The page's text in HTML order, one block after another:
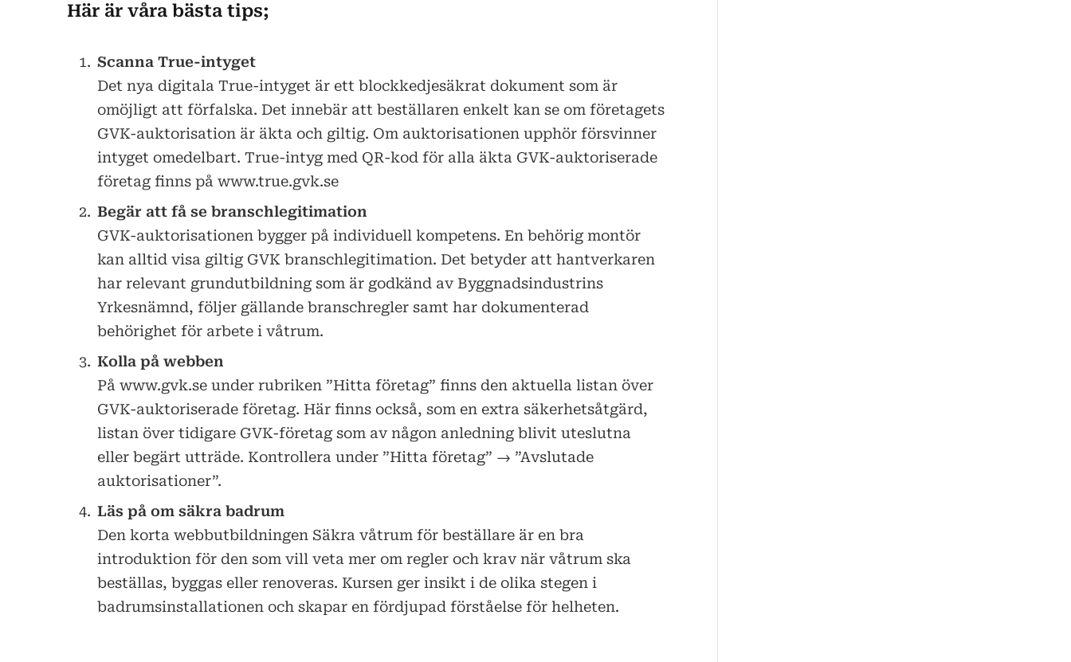
Här är våra bästa tips;
Scanna True-intyget
Det nya digitala True-intyget är ett blockkedjesäkrat dokument som är
omöjligt att förfalska. Det innebär att beställaren enkelt kan se om företagets
GVK-auktorisation är äkta och giltig. Om auktorisationen upphör försvinner
intyget omedelbart. True-intyg med QR-kod för alla äkta GVK-auktoriserade
företag finns på www.true.gvk.se
Begär att få se branschlegitimation
GVK-auktorisationen bygger på individuell kompetens. En behörig montör
kan alltid visa giltig GVK branschlegitimation. Det betyder att hantverkaren
har relevant grundutbildning som är godkänd av Byggnadsindustrins
Yrkesnämnd, följer gällande branschregler samt har dokumenterad
behörighet för arbete i våtrum.
Kolla på webben
På www.gvk.se under rubriken ”Hitta företag” finns den aktuella listan över
GVK-auktoriserade företag. Här finns också, som en extra säkerhetsåtgärd,
listan över tidigare GVK-företag som av någon anledning blivit uteslutna
eller begärt utträde. Kontrollera under ”Hitta företag” → ”Avslutade
auktorisationer”.
Läs på om säkra badrum
Den korta webbutbildningen Säkra våtrum för beställare är en bra
introduktion för den som vill veta mer om regler och krav när våtrum ska
beställas, byggas eller renoveras. Kursen ger insikt i de olika stegen i
badrumsinstallationen och skapar en fördjupad förståelse för helheten.